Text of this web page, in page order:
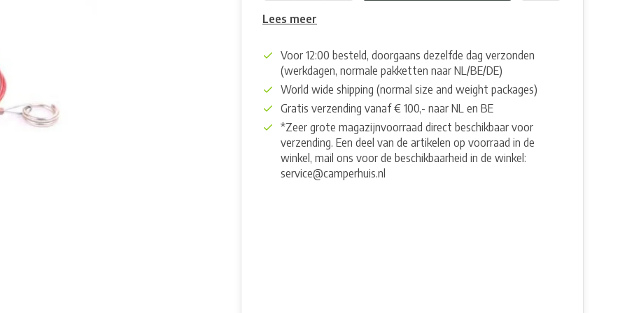
Lees meer
Voor 12:00 besteld, doorgaans dezelfde dag verzonden
(werkdagen, normale pakketten naar NL/BE/DE)
World wide shipping (normal size and weight packages)
Gratis verzending vanaf € 100,- naar NL en BE
*Zeer grote magazijnvoorraad direct beschikbaar voor
verzending. Een deel van de artikelen op voorraad in de
winkel, mail ons voor de beschikbaarheid in de winkel:
service@camperhuis.nl